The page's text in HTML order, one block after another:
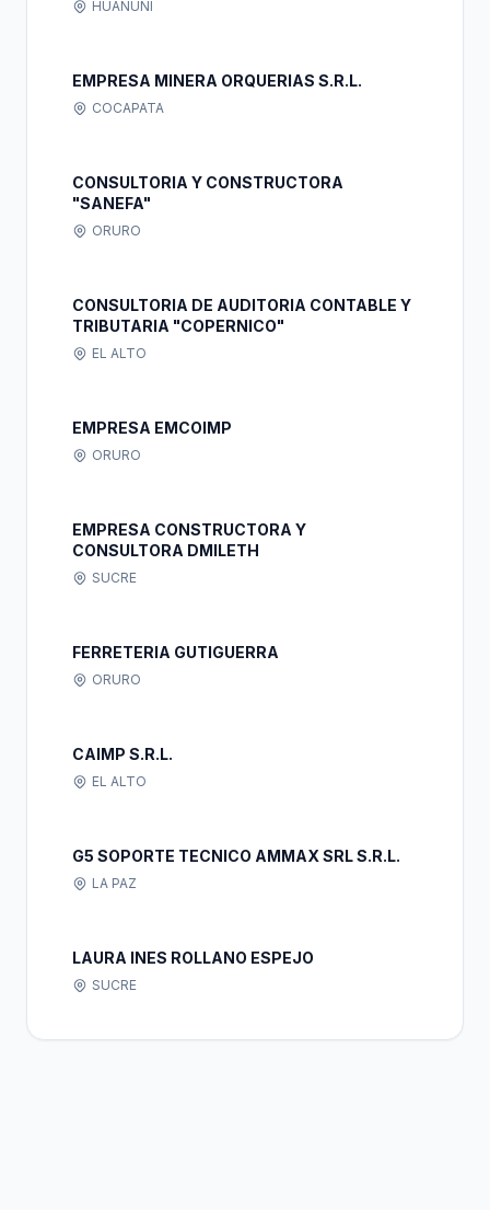
HUANUNI
EMPRESA MINERA ORQUERIAS S.R.L.
COCAPATA
CONSULTORIA Y CONSTRUCTORA
"SANEFA"
ORURO
CONSULTORIA DE AUDITORIA CONTABLE Y
TRIBUTARIA "COPERNICO"
EL ALTO
EMPRESA EMCOIMP
ORURO
EMPRESA CONSTRUCTORA Y
CONSULTORA DMILETH
SUCRE
FERRETERIA GUTIGUERRA
ORURO
CAIMP S.R.L.
EL ALTO
G5 SOPORTE TECNICO AMMAX SRL S.R.L.
LA PAZ
LAURA INES ROLLANO ESPEJO
SUCRE